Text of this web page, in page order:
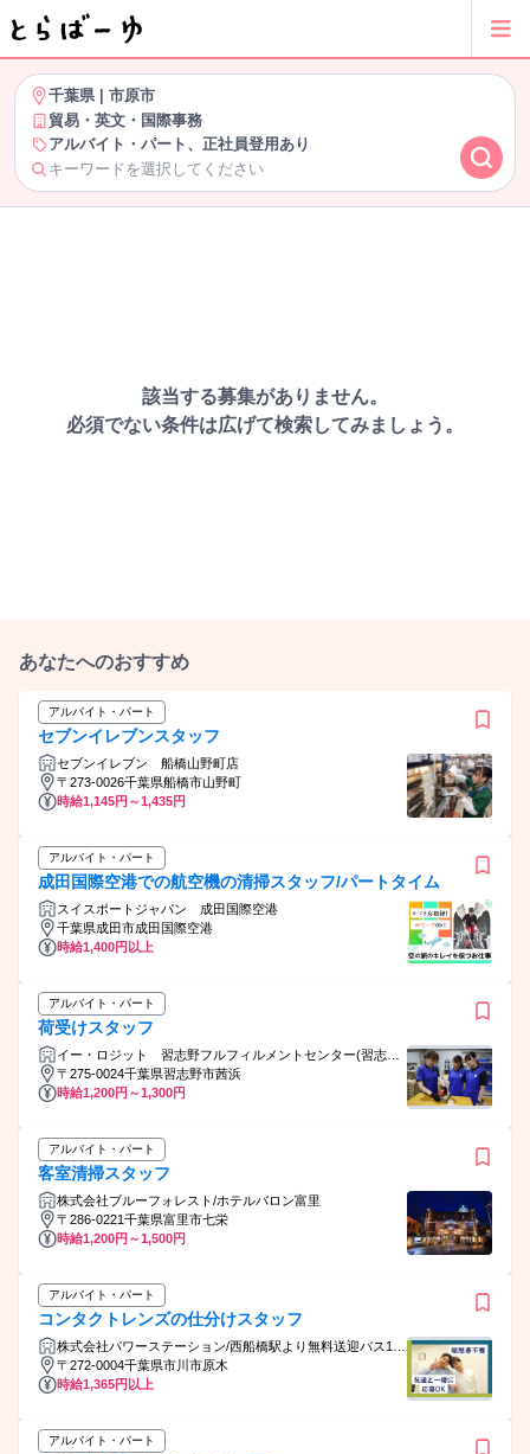
千葉県| 市原市
貿易・英文・国際事務
アルバイト・パート、正社員登用あり
キーワードを選択してください
該当する募集がありません。
必須でない条件は広げて検索してみましょう。
あなたへのおすすめ
アルバイト・パート
セブンイレブンスタッフ
セブンイレブン 船橋山野町店
〒273-0026千葉県船橋市山野町
時給1,145円～1,435円
アルバイト・パート
成田国際空港での航空機の清掃スタッフ/パートタイム
スイスポートジャパン 成田国際空港
千葉県成田市成田国際空港
時給1,400円以上
アルバイト・パート
荷受けスタッフ
イー・ロジット 習志野フルフィルメントセンター(習志野
FC)
〒275-0024千葉県習志野市茜浜
時給1,200円～1,300円
アルバイト・パート
客室清掃スタッフ
株式会社ブルーフォレスト/ホテルバロン富里
〒286-0221千葉県富里市七栄
時給1,200円～1,500円
アルバイト・パート
コンタクトレンズの仕分けスタッフ
株式会社パワーステーション/西船橋駅より無料送迎バス10
分の倉庫
〒272-0004千葉県市川市原木
時給1,365円以上
アルバイト・パート